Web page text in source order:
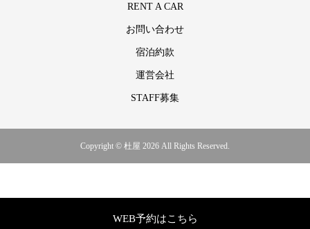
RENT A CAR
お問い合わせ
宿泊約款
運営会社
STAFF募集
Copyright © 杜屋 2026 All Rights Reserved.
WEB予約はこちら